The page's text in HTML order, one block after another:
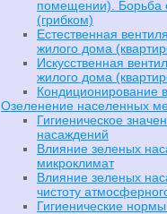
помещении). Борьба
(грибком)
Естественная
жилого дома
Искусственная
жилого дома
Кондиционирование
Озеленение населенных
Гигиеническое
насаждений
Влияние зеленых
микроклимат
Влияние зеленых
чистоту
Гигиенические